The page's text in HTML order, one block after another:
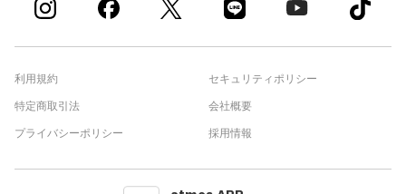
利用規約
特定商取引法
プライバシーポリシー
セキュリティポリシー
会社概要
採用情報